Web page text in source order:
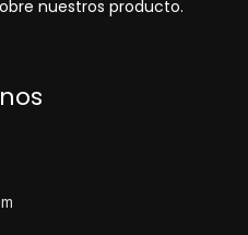
nuestros producto.